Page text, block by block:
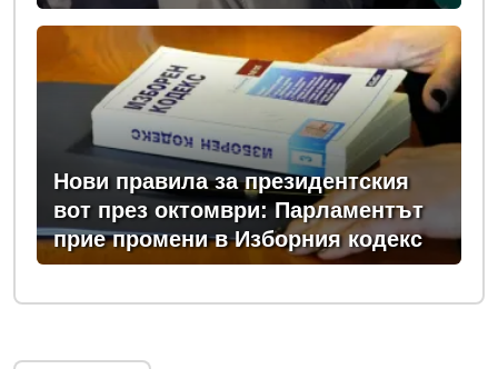
Нови правила за президентския
вот през октомври: Парламентът
прие промени в Изборния кодекс